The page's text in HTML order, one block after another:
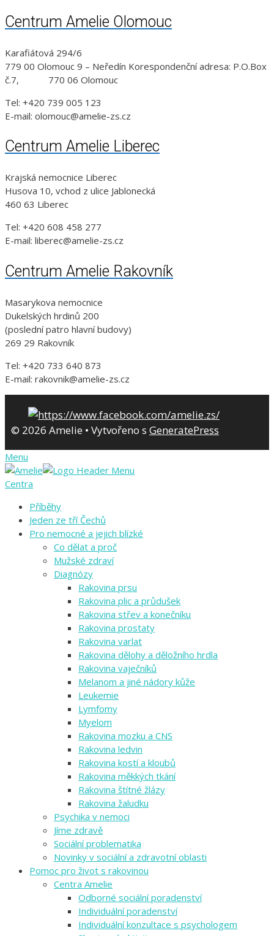
Centrum Amelie Olomouc
Karafiátová 294/6
779 00 Olomouc 9 – Neředín Korespondenční adresa: P.O.Box
č.7, 770 06 Olomouc
Tel: +420 739 005 123
E-mail: olomouc@amelie-zs.cz
Centrum Amelie Liberec
Krajská nemocnice Liberec
Husova 10, vchod z ulice Jablonecká
460 63 Liberec
Tel: +420 608 458 277
E-mail: liberec@amelie-zs.cz
Centrum Amelie Rakovník
Masarykova nemocnice
Dukelských hrdinů 200
(poslední patro hlavní budovy)
269 29 Rakovník
Tel: +420 733 640 873
E-mail: rakovnik@amelie-zs.cz
© 2026 Amelie • Vytvořeno s GeneratePress
Menu
Centra
Příběhy
Jeden ze tří Čechů
Pro nemocné a jejich blízké
Co dělat a proč
Mužské zdraví
Diagnózy
Rakovina prsu
Rakovina plic a průdušek
Rakovina střev a konečníku
Rakovina prostaty
Rakovina varlat
Rakovina dělohy a děložního hrdla
Rakovina vaječníků
Melanom a jiné nádory kůže
Leukemie
Lymfomy
Myelom
Rakovina mozku a CNS
Rakovina ledvin
Rakovina kostí a kloubů
Rakovina měkkých tkání
Rakovina štítné žlázy
Rakovina žaludku
Psychika v nemoci
Jíme zdravě
Sociální problematika
Novinky v sociální a zdravotní oblasti
Pomoc pro život s rakovinou
Centra Amelie
Odborné sociální poradenství
Individuální poradenství
Individuální konzultace s psychologem